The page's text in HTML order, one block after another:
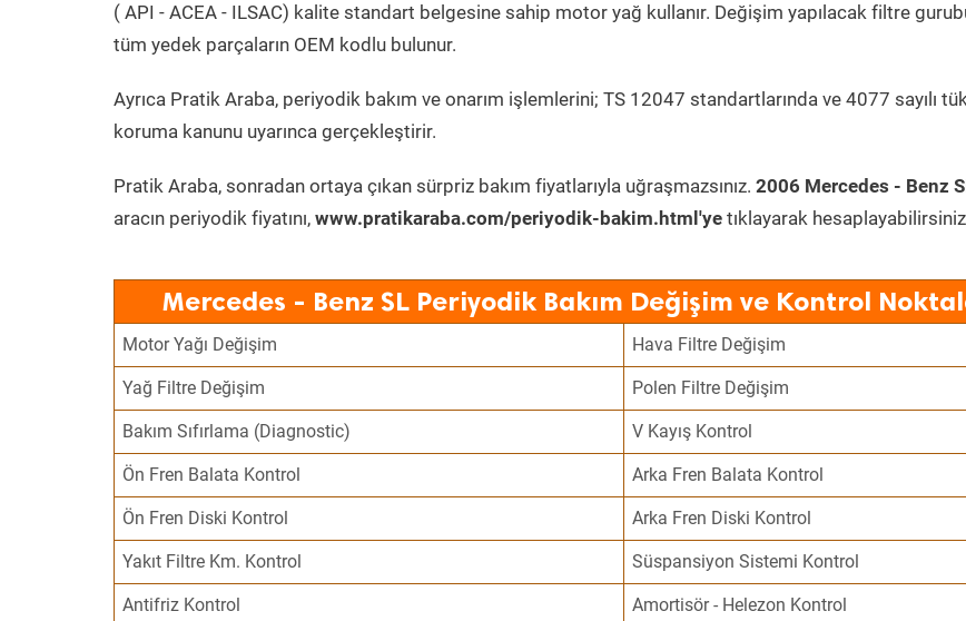
( API - ACEA - ILSAC) kalite standart belgesine sahip motor yağ kullanır. Değişim yapılacak filtre
tüm yedek parçaların OEM kodlu bulunur.
Ayrıca Pratik Araba, periyodik bakım ve onarım işlemlerini; TS 12047 standartlarında ve 4077 sayılı
koruma kanunu uyarınca gerçekleştirir.
Pratik Araba, sonradan ortaya çıkan sürpriz bakım fiyatlarıyla uğraşmazsınız. 2006 Mercedes - Benz
aracın periyodik fiyatını, www.pratikaraba.com/periyodik-bakim.html'ye tıklayarak
Mercedes - Benz SL Periyodik Bakım Değişim ve Kontrol
Motor Yağı Değişim Hava Filtre Değişim
Yağ Filtre Değişim Polen Filtre Değişim
Bakım Sıfırlama (Diagnostic) V Kayış Kontrol
Ön Fren Balata Kontrol Arka Fren Balata Kontrol
Ön Fren Diski Kontrol Arka Fren Diski Kontrol
Yakıt Filtre Km. Kontrol Süspansiyon Sistemi Kontrol
Antifriz Kontrol Amortisör - Helezon Kontrol